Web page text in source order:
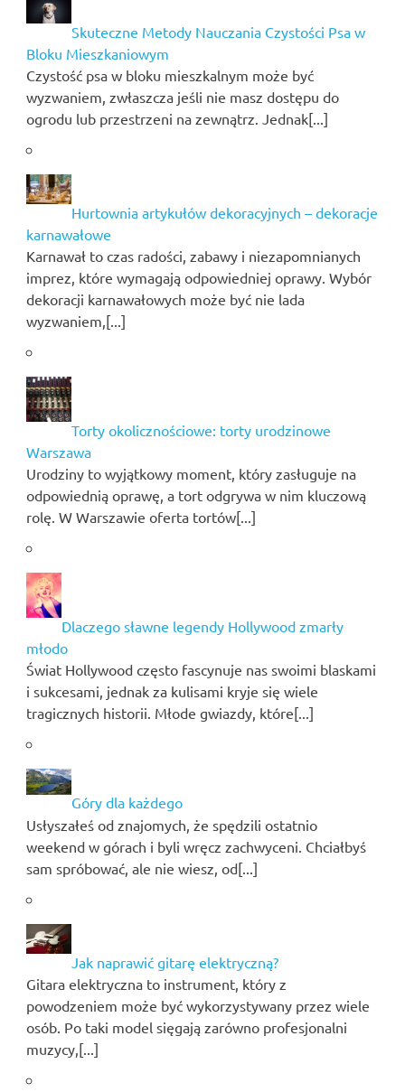
Skuteczne Metody Nauczania Czystości Psa w
Bloku Mieszkaniowym
Czystość psa w bloku mieszkalnym może być
wyzwaniem, zwłaszcza jeśli nie masz dostępu do
ogrodu lub przestrzeni na zewnątrz. Jednak[...]
Hurtownia artykułów dekoracyjnych – dekoracje
karnawałowe
Karnawał to czas radości, zabawy i niezapomnianych
imprez, które wymagają odpowiedniej oprawy. Wybór
dekoracji karnawałowych może być nie lada
wyzwaniem,[...]
Torty okolicznościowe: torty urodzinowe
Warszawa
Urodziny to wyjątkowy moment, który zasługuje na
odpowiednią oprawę, a tort odgrywa w nim kluczową
rolę. W Warszawie oferta tortów[...]
Dlaczego sławne legendy Hollywood zmarły
młodo
Świat Hollywood często fascynuje nas swoimi blaskami
i sukcesami, jednak za kulisami kryje się wiele
tragicznych historii. Młode gwiazdy, które[...]
Góry dla każdego
Usłyszałeś od znajomych, że spędzili ostatnio
weekend w górach i byli wręcz zachwyceni. Chciałbyś
sam spróbować, ale nie wiesz, od[...]
Jak naprawić gitarę elektryczną?
Gitara elektryczna to instrument, który z
powodzeniem może być wykorzystywany przez wiele
osób. Po taki model sięgają zarówno profesjonalni
muzycy,[...]